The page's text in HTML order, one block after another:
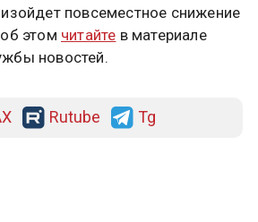
повсеместное снижение
этом читайте в материале
новостей.
Rutube Tg